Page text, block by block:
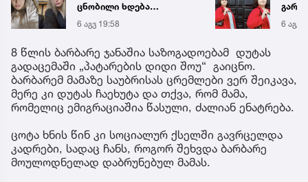
გარდაცვლილი 21 წლის
მარიამ ტყემალაძის
ექსპერტიზის დასკვნა
6 აგვ 19:42 6 აგვ
8 წლის ბარბარე ჯანაშია საზოგადოებამ დუტას
გადაცემაში „პატარების დიდი შოუ“ გაიცნო.
ბარბარემ მამაზე საუბრისას ცრემლები ვერ შეიკავა,
მერე კი დუტას ჩაეხუტა და თქვა, რომ მამა,
რომელიც ემიგრაციაშია წასული, ძალიან ენატრება.
ცოტა ხნის წინ კი სოციალურ ქსელში გავრცელდა
კადრები, სადაც ჩანს, როგორ შეხვდა ბარბარე
მოულოდნელად დაბრუნებულ მამას.